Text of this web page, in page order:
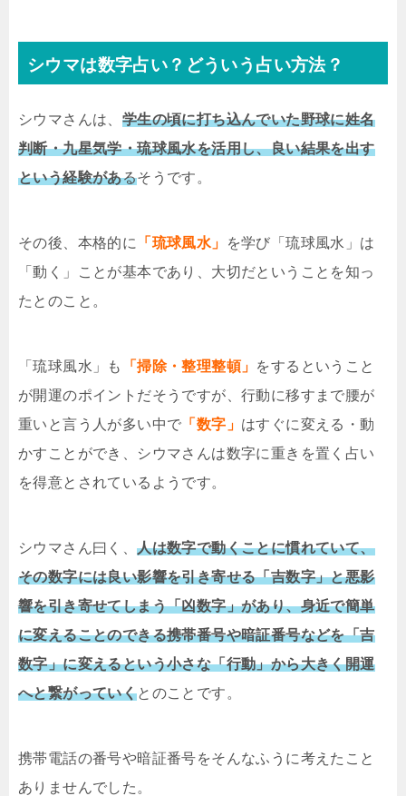
シウマは数字占い？どういう占い方法？
シウマさんは、 学生の頃に打ち込んでいた野球に姓名
判断・九星気学・琉球風水を活用し、良い結果を出す
という経験があるそうです。
その後、本格的に 「琉球風水」
を学び「琉球風水」は
「動く」ことが基本であり、大切だということを知っ
たとのこと。
「琉球風水」も 「掃除・整理整頓」 をするということ
が開運のポイントだそうですが、行動に移すまで腰が
重いと言う人が多い中で 「数字」 はすぐに変える・動
かすことができ、シウマさんは数字に重きを置く占い
を得意とされているようです。
シウマさん曰く、人は数字で動くことに慣れていて、
その数字には良い影響を引き寄せる「吉数字」と悪影
響を引き寄せてしまう「凶数字」があり、身近で簡単
に変えることのできる携帯番号や暗証番号などを「吉
数字」に変えるという小さな「行動」から大きく開運
へと繋がっていくとのことです。
携帯電話の番号や暗証番号をそんなふうに考えたこと
ありませんでした。